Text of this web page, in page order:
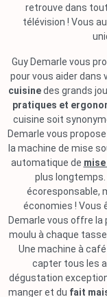
retrouve dans
télévision ! Vous
Guy Demarle vous
pour vous aider dans
cuisinedes grands
pratiques et
cuisine soit
Demarle vous
la machine de mise
automatique de
plus
écoresponsable,
économies ! Vous
Demarle vous offre
moulu à chaque
Une machine à
capter tous les
dégustation
manger et du fait